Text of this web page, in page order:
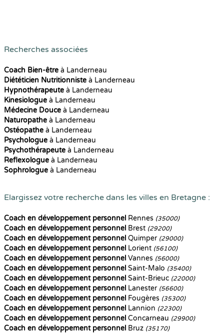
Recherches associées
Coach Bien-être à Landerneau
Diététicien Nutritionniste à Landerneau
Hypnothérapeute à Landerneau
Kinesiologue à Landerneau
Médecine Douce à Landerneau
Naturopathe à Landerneau
Ostéopathe à Landerneau
Psychologue à Landerneau
Psychothérapeute à Landerneau
Reflexologue à Landerneau
Sophrologue à Landerneau
Elargissez votre recherche dans les villes en Bretagne :
Coach en développement personnel Rennes (35000)
Coach en développement personnel Brest (29200)
Coach en développement personnel Quimper (29000)
Coach en développement personnel Lorient (56100)
Coach en développement personnel Vannes (56000)
Coach en développement personnel Saint-Malo (35400)
Coach en développement personnel Saint-Brieuc (22000)
Coach en développement personnel Lanester (56600)
Coach en développement personnel Fougères (35300)
Coach en développement personnel Lannion (22300)
Coach en développement personnel Concarneau (29900)
Coach en développement personnel Bruz (35170)